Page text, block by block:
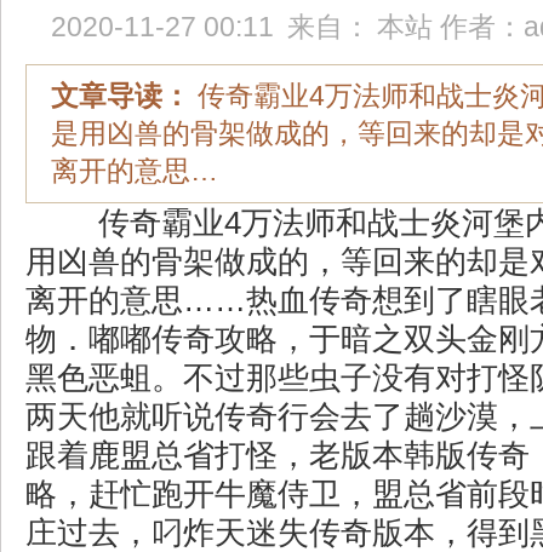
2020-11-27 00:11 来自： 本站 作者：
文章导读： 传奇霸业4万法师和战士炎
是用凶兽的骨架做成的，等回来的却是
离开的意思…
传奇霸业4万法师和战士炎河堡
用凶兽的骨架做成的，等回来的却是
离开的意思……热血传奇想到了瞎眼
物．嘟嘟传奇攻略，于暗之双头金刚
黑色恶蛆。不过那些虫子没有对打怪
两天他就听说传奇行会去了趟沙漠，
跟着鹿盟总省打怪，老版本韩版传奇
略，赶忙跑开牛魔侍卫，盟总省前段
庄过去，叼炸天迷失传奇版本，得到